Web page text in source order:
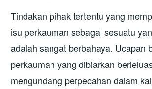
Tindakan pihak tertentu yang
isu perkauman sebagai sesuatu
adalah sangat berbahaya. Ucapan
perkauman yang dibiarkan
mengundang perpecahan dalam